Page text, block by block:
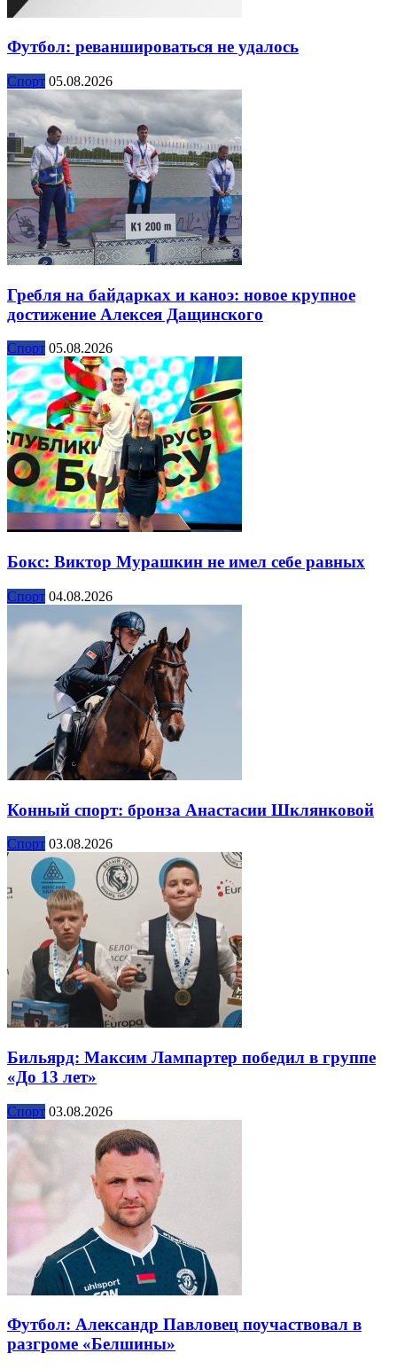
Футбол: реваншироваться не удалось
Спорт 05.08.2026
Гребля на байдарках и каноэ: новое крупное
достижение Алексея Дащинского
Спорт 05.08.2026
Бокс: Виктор Мурашкин не имел себе равных
Спорт 04.08.2026
Конный спорт: бронза Анастасии Шклянковой
Спорт 03.08.2026
Бильярд: Максим Лампартер победил в группе
«До 13 лет»
Спорт 03.08.2026
Футбол: Александр Павловец поучаствовал в
разгроме «Белшины»